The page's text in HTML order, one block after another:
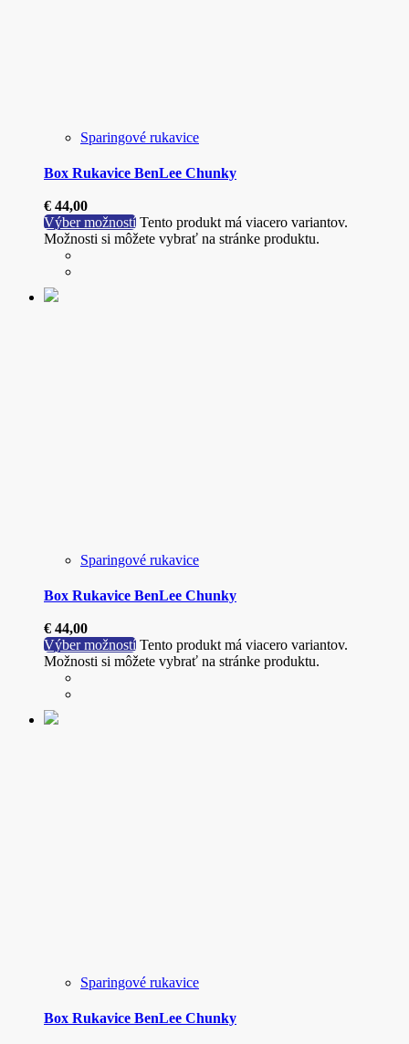
Sparingové rukavice
Box Rukavice BenLee Chunky
€ 44,00
Výber možností Tento produkt má viacero variantov.
Možnosti si môžete vybrať na stránke produktu.
Sparingové rukavice
Box Rukavice BenLee Chunky
€ 44,00
Výber možností Tento produkt má viacero variantov.
Možnosti si môžete vybrať na stránke produktu.
Sparingové rukavice
Box Rukavice BenLee Chunky